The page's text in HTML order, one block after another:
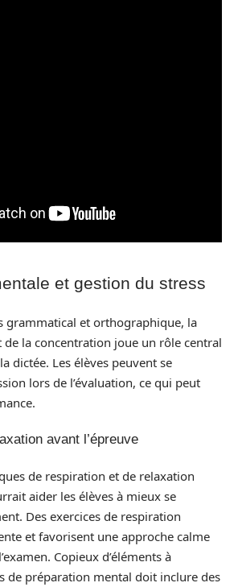
et gestion du stress
grammatical et orthographique, la
de la concentration joue un rôle central
dictée. Les élèves peuvent se
lors de l’évaluation, ce qui peut
avant l’épreuve
de respiration et de relaxation
aider les élèves à mieux se
Des exercices de respiration
et favorisent une approche calme
Copieux d’éléments à
de préparation mental doit inclure des